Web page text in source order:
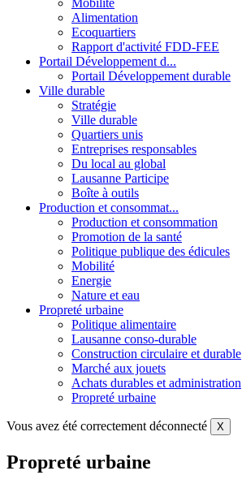
Alimentation
Ecoquartiers
Rapport d'activité FDD-FEE
Portail Développement d...
Portail Développement durable
Ville durable
Stratégie
Ville durable
Quartiers unis
Entreprises responsables
Du local au global
Lausanne Participe
Boîte à outils
Production et consommat...
Production et consommation
Promotion de la santé
Politique publique des édicules
Mobilité
Energie
Nature et eau
Propreté urbaine
Politique alimentaire
Lausanne conso-durable
Construction circulaire et durable
Marché aux jouets
Achats durables et administration
Propreté urbaine
Vous avez été correctement déconnecté X
Propreté urbaine